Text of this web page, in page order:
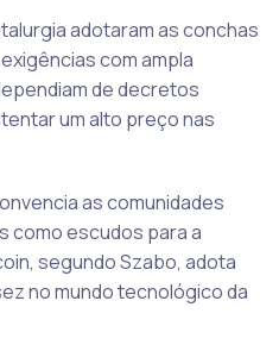
adotaram as conchas
com ampla
de decretos
um alto preço nas
as comunidades
como escudos para a
segundo Szabo, adota
no mundo tecnológico da